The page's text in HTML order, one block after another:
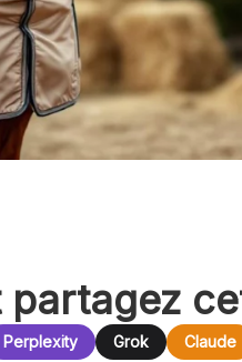
partagez
Perplexity Grok Claude